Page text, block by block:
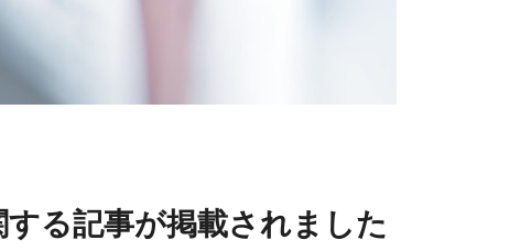
る記事が掲載されました